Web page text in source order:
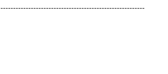
---------------------------------------------------------